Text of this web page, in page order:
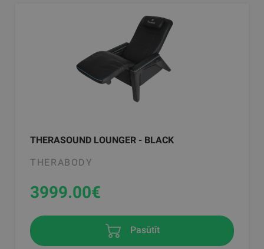
THERASOUND LOUNGER - BLACK
THERABODY
3999.00€
Pasūtīt